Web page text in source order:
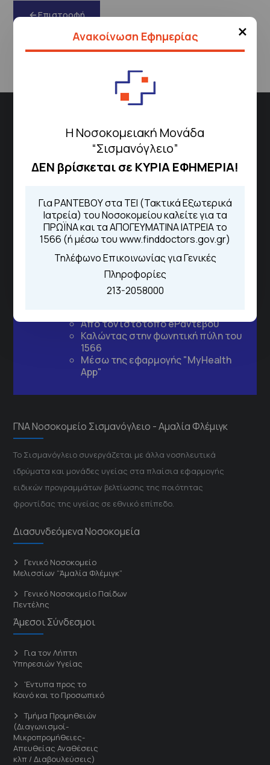
×
Ανακοίνωση Εφημερίας
Η Νοσοκομειακή Μονάδα
“Σισμανόγλειο”
ΔΕΝ βρίσκεται σε ΚΥΡΙΑ ΕΦΗΜΕΡΙΑ!
Για ΡΑΝΤΕΒΟΥ στα ΤΕΙ (Τακτικά Εξωτερικά
Ιατρεία) του Νοσοκομείου καλείτε για τα
ΠΡΩΪΝΑ και τα ΑΠΟΓΕΥΜΑΤΙΝΑ ΙΑΤΡΕΙΑ το
1566 (ή μέσω του www.finddoctors.gov.gr)
Τηλέφωνο Επικοινωνίας για Γενικές
Πληροφορίες
213-2058000
Επιστροφή
Σισμανόγλειου 1,
Μαρούσι 151 26,Χάρτης
Περιοχής
Πως να έρθετε με ΜΜΜ
Τηλέφωνα για Ραντεβού
Για τα πρωινά και τα απογευματινά
Από τον ιστότοποeΡαντεβού
Καλώντας στην φωνητική πύλη του
1566
Μέσω της εφαρμογής "MyHealth
App"
ΓΝΑ Νοσοκομείο Σισμανόγλειο - Αμαλία Φλέμιγκ
Το Σισμανόγλειο συνεργάζεται με άλλα νοσηλευτικά
ιδρύματα και μονάδες υγείας στα πλαίσια εφαρμογής
ειδικών προγραμμάτων βελτίωσης της ποιότητας
φροντίδας της υγείας σε εθνικό επίπεδο.
Διασυνδεόμενα Νοσοκομεία
Γενικό Νοσοκομείο
Μελισσίων “Άμαλία Φλέμιγκ”
Γενικό Νοσοκομείο Παίδων
Πεντέλης
Άμεσοι Σύνδεσμοι
Για τον Λήπτη
Υπηρεσιών Υγείας
'Εντυπα προς το
Κοινό και το Προσωπικό
Τμήμα Προμηθειών
(Διαγωνισμοί-
Μικροπρομήθειες-
Απευθείας Αναθέσεις
κλπ / Διαβουλεύσεις)